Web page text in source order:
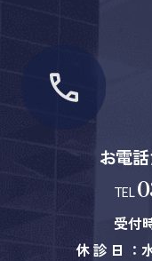
お電
TEL
受付
休 診 日 ：